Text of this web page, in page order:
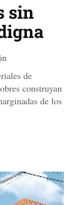
sin
de
construyan
de los